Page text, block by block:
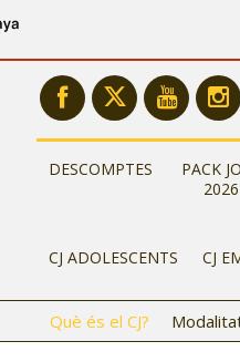
DESCOMPTES
PACK
2026
CJ ADOLESCENTS CJ
Què és el CJ?